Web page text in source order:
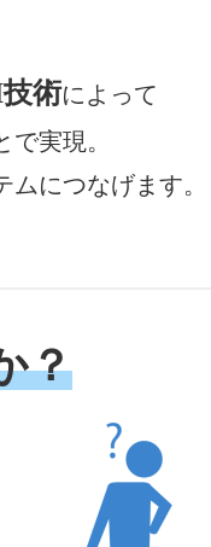
術によって
実現。
につなげます。
？